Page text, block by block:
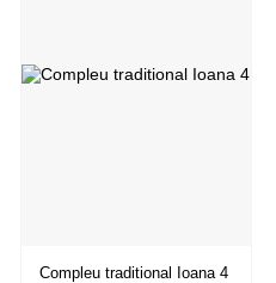
Compleu traditional Ioana 4